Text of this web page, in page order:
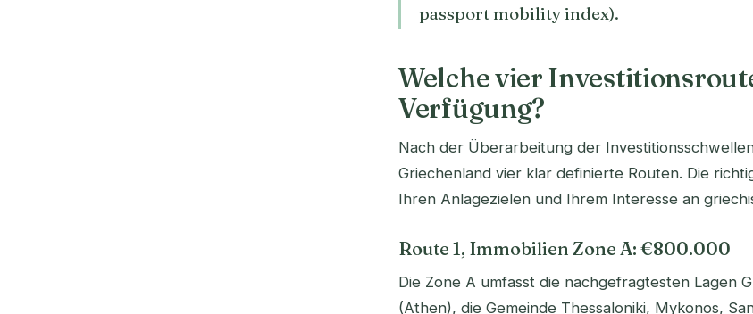
passport mobility index).
Welche vier
Verfügung?
Nach der Überarbeitung der
Griechenland vier klar definierte Routen. Die
Ihren Anlagezielen und Ihrem Interesse an
Route 1, Immobilien Zone A: €800.000
Die Zone A umfasst die nachgefragtesten Lagen
(Athen), die Gemeinde Thessaloniki, Mykonos,